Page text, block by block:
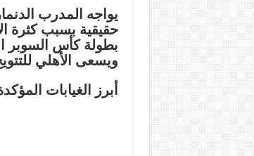
يواجه المدرب
حقيقية بسبب كثرة
ويسعى الأهلي
أبرز الغيابات